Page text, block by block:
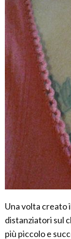
Una volta creato
distanziatori sul
più piccolo e